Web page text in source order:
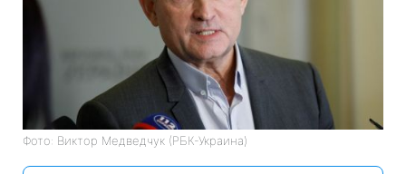
Фото: Виктор Медведчук (РБК-Украина)